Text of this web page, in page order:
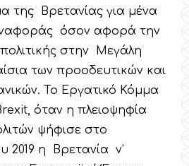
της Βρετανίας για μένα
όσον αφορά την
στην Μεγάλη
των προοδευτικών και
Το Εργατικό Κόμμα
όταν η πλειοψηφία
ψήφισε στο
η Βρετανία ν’